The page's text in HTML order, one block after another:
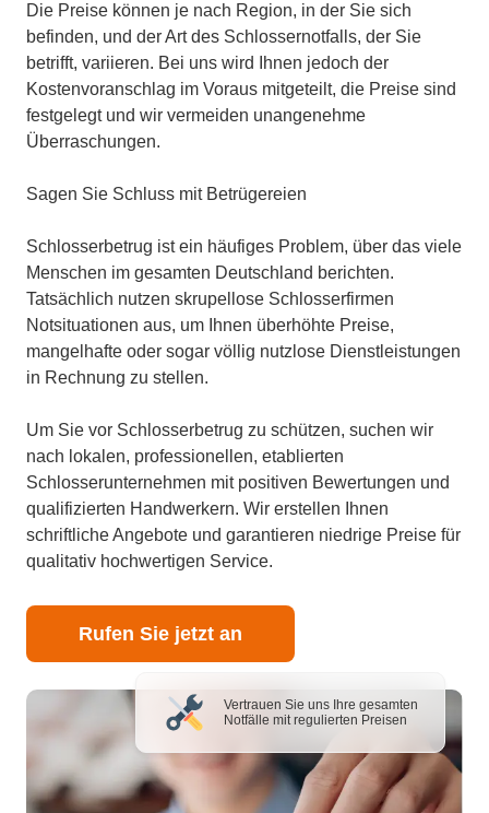
Die Preise können je nach Region, in der Sie sich
befinden, und der Art des Schlossernotfalls, der Sie
betrifft, variieren. Bei uns wird Ihnen jedoch der
Kostenvoranschlag im Voraus mitgeteilt, die Preise sind
festgelegt und wir vermeiden unangenehme
Überraschungen.
Sagen Sie Schluss mit Betrügereien
Schlosserbetrug ist ein häufiges Problem, über das viele
Menschen im gesamten Deutschland berichten.
Tatsächlich nutzen skrupellose Schlosserfirmen
Notsituationen aus, um Ihnen überhöhte Preise,
mangelhafte oder sogar völlig nutzlose Dienstleistungen
in Rechnung zu stellen.
Um Sie vor Schlosserbetrug zu schützen, suchen wir
nach lokalen, professionellen, etablierten
Schlosserunternehmen mit positiven Bewertungen und
qualifizierten Handwerkern. Wir erstellen Ihnen
schriftliche Angebote und garantieren niedrige Preise für
qualitativ hochwertigen Service.
Rufen Sie jetzt an
Vertrauen Sie uns Ihre gesamten
Notfälle mit regulierten Preisen